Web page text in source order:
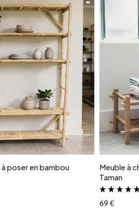
poser en bambou
Meuble à
Taman
69 €